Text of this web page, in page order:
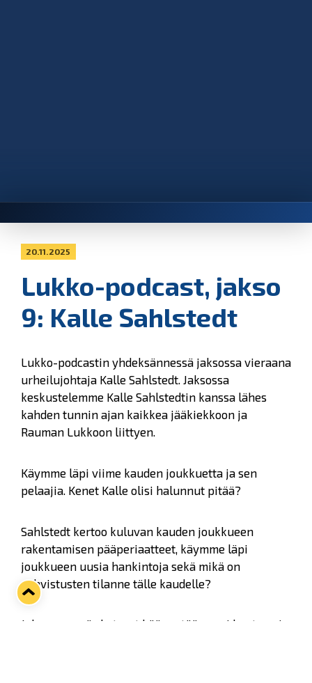
20.11.2025
Lukko-podcast, jakso
9: Kalle Sahlstedt
Lukko-podcastin yhdeksännessä jaksossa vieraana
urheilujohtaja Kalle Sahlstedt. Jaksossa
keskustelemme Kalle Sahlstedtin kanssa lähes
kahden tunnin ajan kaikkea jääkiekkoon ja
Rauman Lukkoon liittyen.
Käymme läpi viime kauden joukkuetta ja sen
pelaajia. Kenet Kalle olisi halunnut pitää?
Sahlstedt kertoo kuluvan kauden joukkueen
rakentamisen pääperiaatteet, käymme läpi
joukkueen uusia hankintoja sekä mikä on
vahvistusten tilanne tälle kaudelle?
Jaksossa myös katseet käännetään ensi kauteen ja